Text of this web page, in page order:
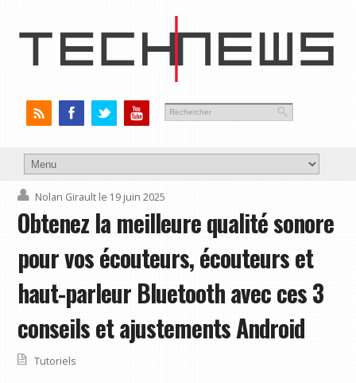
Nolan Girault le 19 juin 2025
Obtenez la meilleure qualité sonore
pour vos écouteurs, écouteurs et
haut-parleur Bluetooth avec ces 3
conseils et ajustements Android
Tutoriels